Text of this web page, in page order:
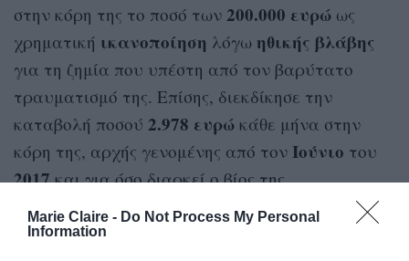
Marie Claire - Do Not Process My Personal
Information
στην κόρη της το ποσό των 200.000 ευρώ ως
χρηματική ικανοποίηση λόγω ηθικής βλάβης
για τη ζημία που υπέστη από τον βαρύτατο
τραυματισμό της. Επίσης, διεκδίκησε την
καταβολή ποσού 2.978 ευρώ κάθε μήνα στην
κόρη της, αρχής γενομένης από τον Ιούνιο του
2017και για όσο διαρκεί ο βίος της.